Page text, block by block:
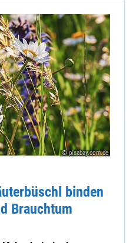
© pixabay.com.de
binden
Brauchtum